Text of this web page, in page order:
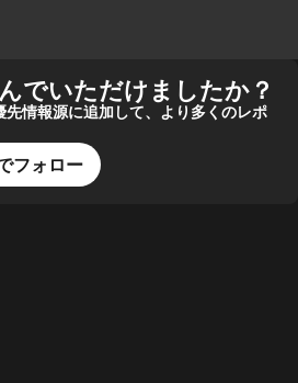
でいただけましたか？
情報源に追加して、より多くのレポ
フォロー